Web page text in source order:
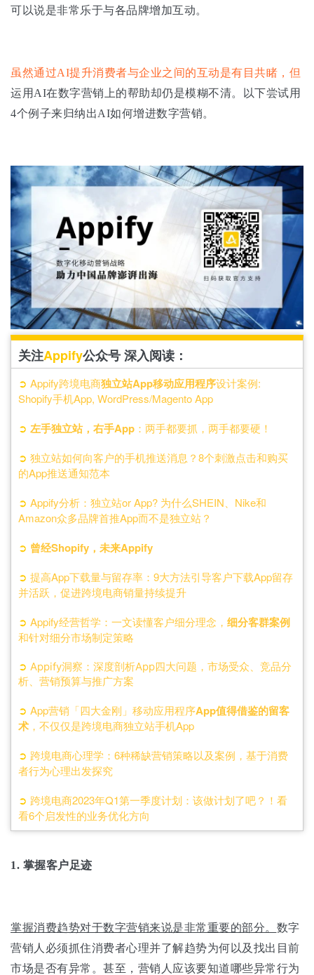
可以说是非常乐于与各品牌增加互动。
虽然通过AI提升消费者与企业之间的互动是有目共睹，但
运用AI在数字营销上的帮助却仍是模糊不清。以下尝试用
4个例子来归纳出AI如何增进数字营销。
关注Appify公众号 深入阅读：
➲ Appify跨境电商独立站App移动应用程序设计案例:
Shopify手机App, WordPress/Magento App
➲ 左手独立站，右手App ：两手都要抓，两手都要硬！
➲ 独立站如何向客户的手机推送消息？8个刺激点击和购买
的App推送通知范本
➲ Appify分析：独立站or App? 为什么SHEIN、Nike和
Amazon众多品牌首推App而不是独立站？
➲ 曾经Shopify，未来Appify
➲ 提高App下载量与留存率：9大方法引导客户下载App留存
并活跃，促进跨境电商销量持续提升
➲ Appify经营哲学：一文读懂客户细分理念， 细分客群案例
和针对细分市场制定策略
➲ Appify洞察：深度剖析App四大问题，市场受众、竞品分
析、营销预算与推广方案
➲ App营销「四大金刚」移动应用程序App值得借鉴的留客
术 ，不仅仅是跨境电商独立站手机App
➲ 跨境电商心理学：6种稀缺营销策略以及案例，基于消费
者行为心理出发探究
➲ 跨境电商2023年Q1第一季度计划：该做计划了吧？！看
看6个启发性的业务优化方向
1. 掌握客户足迹
掌握消费趋势对于数字营销来说是非常重要的部分。 数字
营销人必须抓住消费者心理并了解趋势为何以及找出目前
市场是否有异常。甚至，营销人应该要知道哪些异常行为